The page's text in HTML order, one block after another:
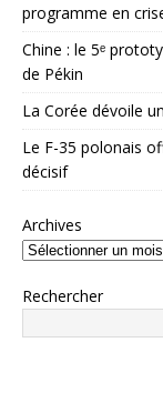
programme en
Chine : le 5ᵉ
de Pékin
La Corée dévoile
Le F-35 polonais
décisif
Archives
Rechercher